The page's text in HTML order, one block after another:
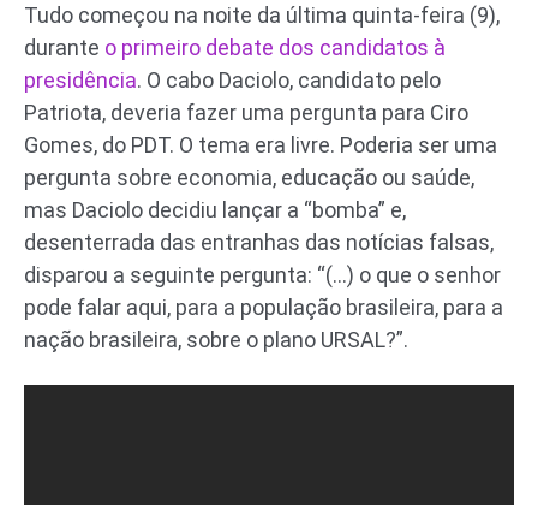
Tudo começou na noite da última quinta-feira (9),
durante o primeiro debate dos candidatos à
presidência. O cabo Daciolo, candidato pelo
Patriota, deveria fazer uma pergunta para Ciro
Gomes, do PDT. O tema era livre. Poderia ser uma
pergunta sobre economia, educação ou saúde,
mas Daciolo decidiu lançar a “bomba” e,
desenterrada das entranhas das notícias falsas,
disparou a seguinte pergunta: “(…) o que o senhor
pode falar aqui, para a população brasileira, para a
nação brasileira, sobre o plano URSAL?”.